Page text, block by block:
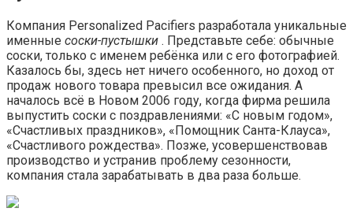
Компания Personalized Pacifiers разработала уникальные
именные соски-пустышки . Представьте себе: обычные
соски, только с именем ребёнка или с его фотографией.
Казалось бы, здесь нет ничего особенного, но доход от
продаж нового товара превысил все ожидания. А
началось всё в Новом 2006 году, когда фирма решила
выпустить соски с поздравлениями: «С новым годом»,
«Счастливых праздников», «Помощник Санта-Клауса»,
«Счастливого рождества». Позже, усовершенствовав
производство и устранив проблему сезонности,
компания стала зарабатывать в два раза больше.